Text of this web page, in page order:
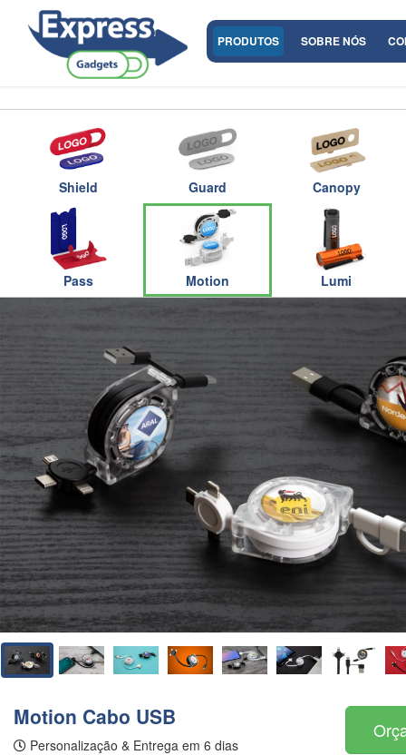
PRODUTOS SOBRE NÓS
Shield Guard Canopy
Pass Motion Lumi
Motion Cabo USB
Personalização & Entrega em 6 dias